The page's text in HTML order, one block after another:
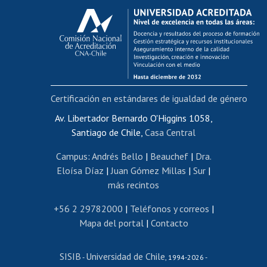
Calificación académica
Postulación al AUCAI
Funcionarias/os
Cursos internos de capacitación
Bienestar del personal
Portal de movilidad interna
Certificado de renta
Certificado de renta honorarios
Editar páginas blancas
Extranjeras/os
Revalidación y reconocimiento de títulos
Postulación al Programa de Movilidad Estudiantil
Cursos de español
Av. Libertador Bernardo O'Higgins 1058,
Santiago de Chile, Casa Central
Campus: Andrés Bello | Beauchef| Dra.
Eloísa Díaz | Juan Gómez Millas | Sur |
más recintos
+56 2 29782000 | Teléfonos y correos |
Mapa del portal| Contacto
SISIB - Universidad de Chile , 1994-2026 -
Certificación en estándares de igualdad de género